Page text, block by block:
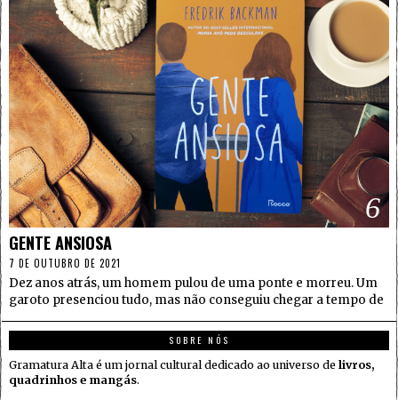
6
GENTE ANSIOSA
7 DE OUTUBRO DE 2021
Dez anos atrás, um homem pulou de uma ponte e morreu. Um
garoto presenciou tudo, mas não conseguiu chegar a tempo de
SOBRE NÓS
Gramatura Alta é um jornal cultural dedicado ao universo de livros,
quadrinhos e mangás.